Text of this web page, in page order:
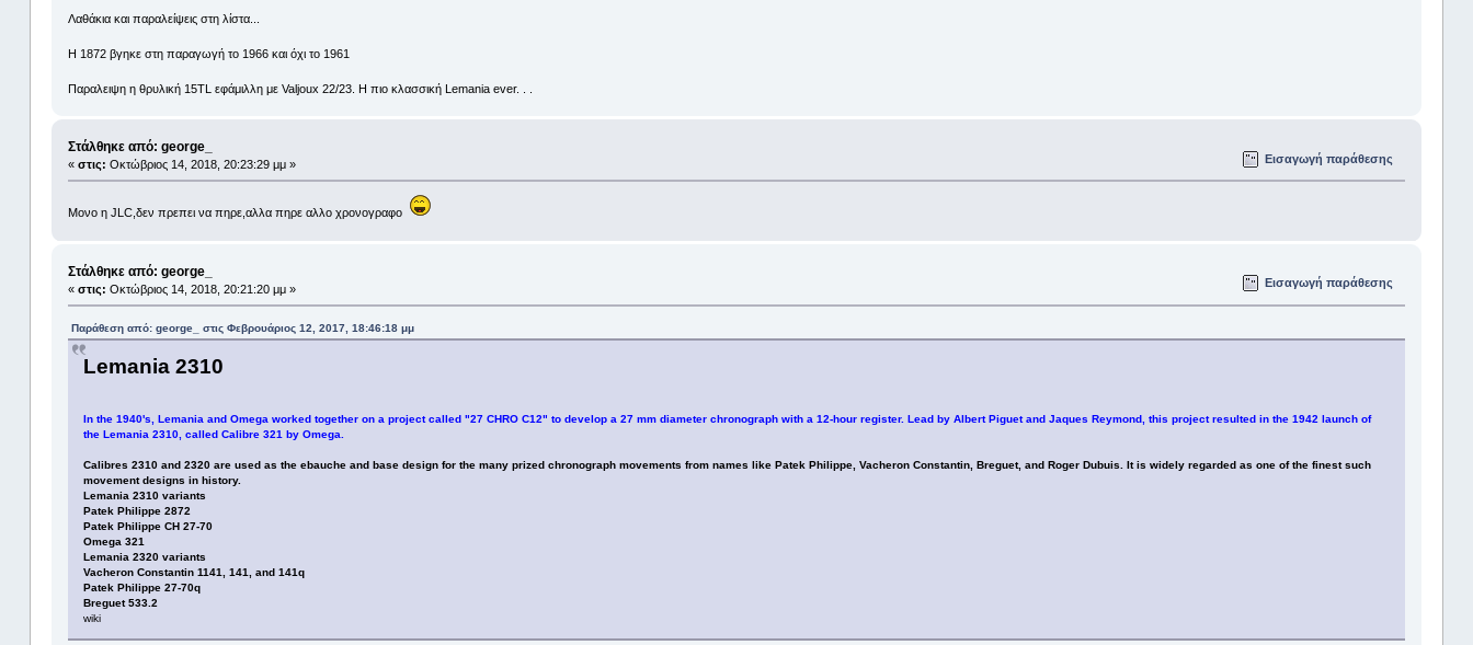
Λαθάκια και παραλείψεις στη λίστα...
Η 1872 βγηκε στη παραγωγή το 1966 και όχι το 1961
Παραλειψη η θρυλική 15TL εφάμιλλη με Valjoux 22/23. Η πιο κλασσική Lemania ever. . .
Στάλθηκε από: george_
« στις: Οκτώβριος 14, 2018, 20:23:29 μμ » Εισαγωγή παράθεσης
Μονο η JLC,δεν πρεπει να πηρε,αλλα πηρε αλλο χρονογραφο
Στάλθηκε από: george_
« στις: Οκτώβριος 14, 2018, 20:21:20 μμ » Εισαγωγή παράθεσης
Παράθεση από: george_ στις Φεβρουάριος 12, 2017, 18:46:18 μμ
Lemania 2310
In the 1940's, Lemania and Omega worked together on a project called "27 CHRO C12" to develop a 27 mm diameter chronograph with a 12-hour register. Lead by Albert Piguet and Jaques Reymond, this project resulted in the 1942 launch of
the Lemania 2310, called Calibre 321 by Omega.
Calibres 2310 and 2320 are used as the ebauche and base design for the many prized chronograph movements from names like Patek Philippe, Vacheron Constantin, Breguet, and Roger Dubuis. It is widely regarded as one of the finest such
movement designs in history.
Lemania 2310 variants
Patek Philippe 2872
Patek Philippe CH 27-70
Omega 321
Lemania 2320 variants
Vacheron Constantin 1141, 141, and 141q
Patek Philippe 27-70q
Breguet 533.2
wiki